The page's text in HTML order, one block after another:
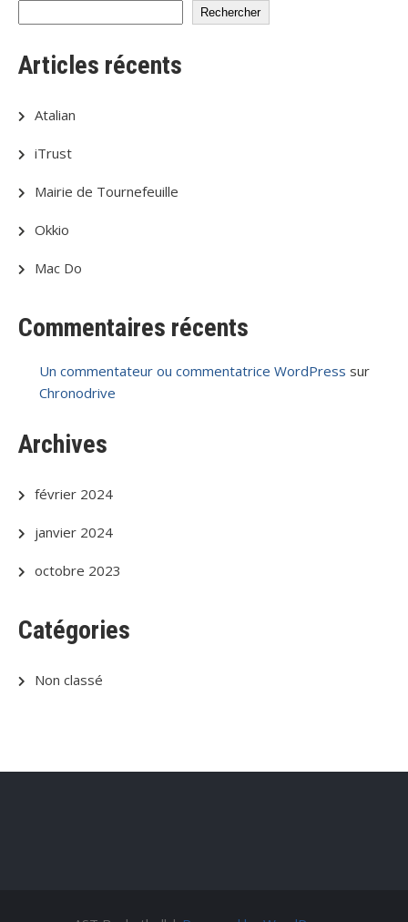
Rechercher
Articles récents
Atalian
iTrust
Mairie de Tournefeuille
Okkio
Mac Do
Commentaires récents
Un commentateur ou commentatrice WordPress sur
Chronodrive
Archives
février 2024
janvier 2024
octobre 2023
Catégories
Non classé